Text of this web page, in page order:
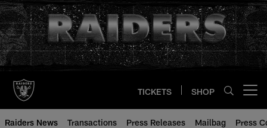
Skip
to
main
content
TICKETS SHOP
Raiders News Transactions Press Releases Mailbag Press